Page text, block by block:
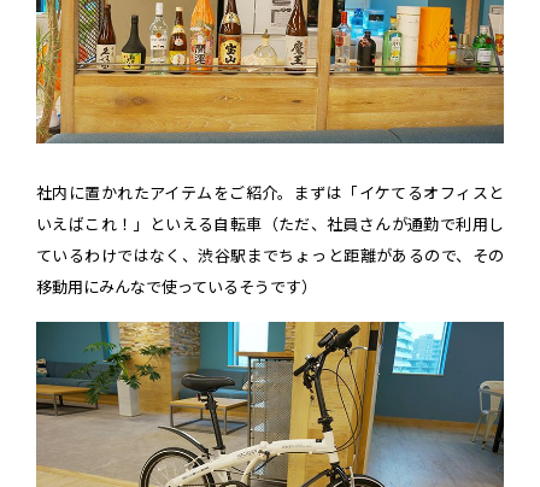
社内に置かれたアイテムをご紹介。まずは「イケてるオフィスと
いえばこれ！」といえる自転車（ただ、社員さんが通勤で利用し
ているわけではなく、渋谷駅までちょっと距離があるので、その
移動用にみんなで使っているそうです）